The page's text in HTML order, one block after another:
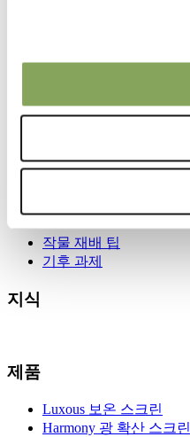
작물 재배 팁
기후 과제
지식
제품
Luxous 보온 스크린
Harmony 광 확산 스크린